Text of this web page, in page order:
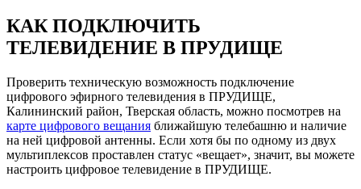
КАК ПОДКЛЮЧИТЬ
ТЕЛЕВИДЕНИЕ В ПРУДИЩЕ
Проверить техническую возможность подключение
цифрового эфирного телевидения в ПРУДИЩЕ,
Калининский район, Тверская область, можно посмотрев на
карте цифрового вещания ближайшую телебашню и наличие
на ней цифровой антенны. Если хотя бы по одному из двух
мультиплексов проставлен статус «вещает», значит, вы можете
настроить цифровое телевидение в ПРУДИЩЕ.